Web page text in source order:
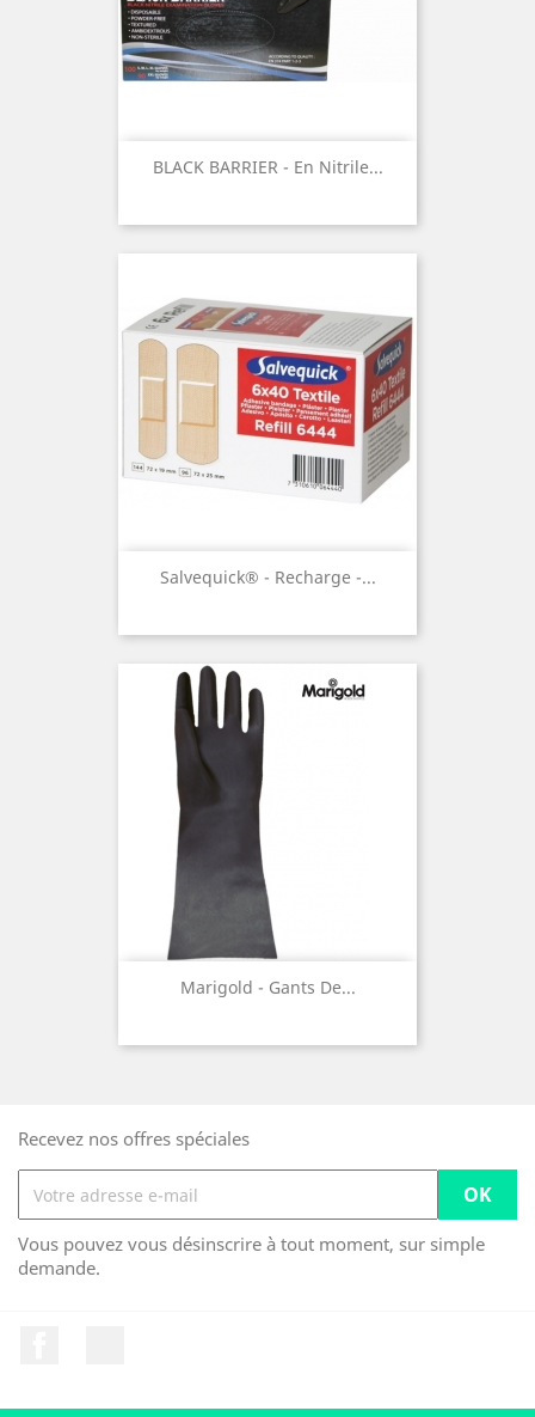
BLACK BARRIER - En Nitrile...
Salvequick® - Recharge -...
Marigold - Gants De...
Recevez nos offres spéciales
Vous pouvez vous désinscrire à tout moment, sur simple
demande.